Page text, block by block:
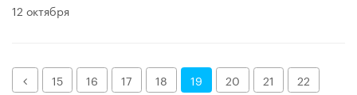
12 октября
Назад
15 16 17 18 19 20 21
22